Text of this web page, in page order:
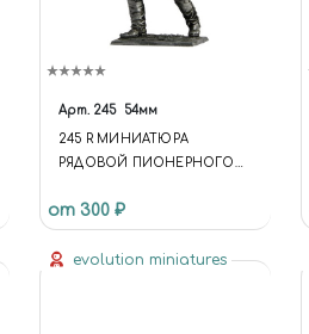
Арт. 245 54мм
245 R МИНИАТЮРА
РЯДОВОЙ ПИОНЕРНОГО
от 300 ₽
evolution miniatures